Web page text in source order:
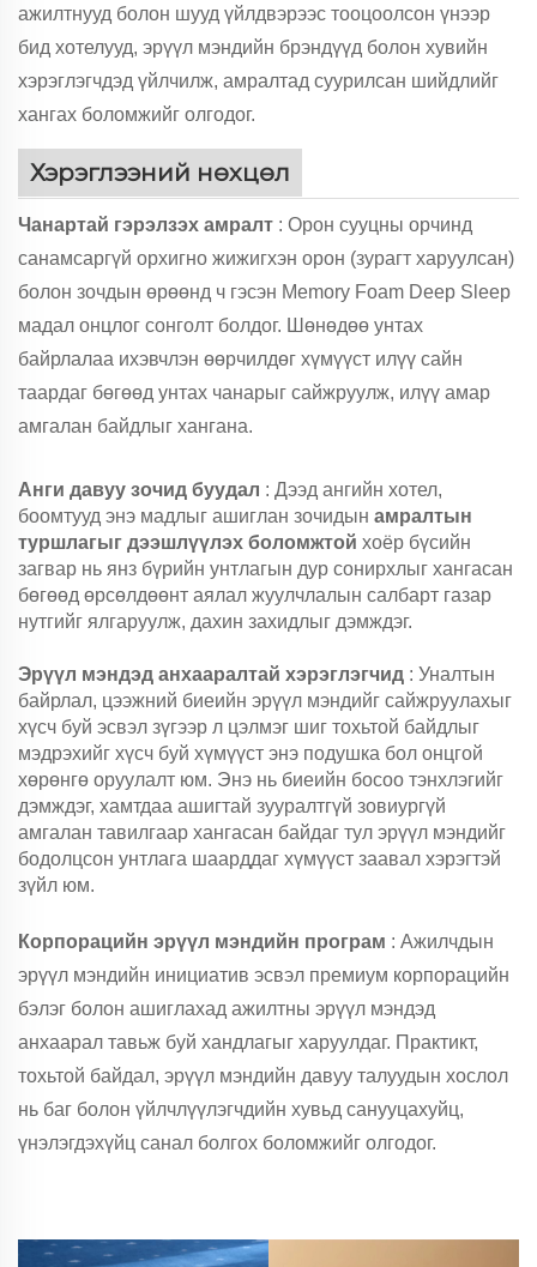
ажилтнууд болон шууд үйлдвэрээс тооцоолсон үнээр
бид хотелууд, эрүүл мэндийн брэндүүд болон хувийн
хэрэглэгчдэд үйлчилж, амралтад суурилсан шийдлийг
хангах боломжийг олгодог.
Хэрэглээний нөхцөл
Чанартай гэрэлзэх амралт : Орон сууцны орчинд
санамсаргүй орхигно жижигхэн орон (зурагт харуулсан)
болон зочдын өрөөнд ч гэсэн Memory Foam Deep Sleep
мадал онцлог сонголт болдог. Шөнөдөө унтах
байрлалаа ихэвчлэн өөрчилдөг хүмүүст илүү сайн
таардаг бөгөөд унтах чанарыг сайжруулж, илүү амар
амгалан байдлыг хангана.
Анги давуу зочид буудал : Дээд ангийн хотел,
боомтууд энэ мадлыг ашиглан зочидын амралтын
туршлагыг дээшлүүлэх боломжтой хоёр бүсийн
загвар нь янз бүрийн унтлагын дур сонирхлыг хангасан
бөгөөд өрсөлдөөнт аялал жуулчлалын салбарт газар
нутгийг ялгаруулж, дахин захидлыг дэмждэг.
Эрүүл мэндэд анхааралтай хэрэглэгчид : Уналтын
байрлал, цээжний биеийн эрүүл мэндийг сайжруулахыг
хүсч буй эсвэл зүгээр л цэлмэг шиг тохьтой байдлыг
мэдрэхийг хүсч буй хүмүүст энэ подушка бол онцгой
хөрөнгө оруулалт юм. Энэ нь биеийн босоо тэнхлэгийг
дэмждэг, хамтдаа ашигтай зууралтгүй зовиургүй
амгалан тавилгаар хангасан байдаг тул эрүүл мэндийг
бодолцсон унтлага шаарддаг хүмүүст заавал хэрэгтэй
зүйл юм.
Корпорацийн эрүүл мэндийн програм : Ажилчдын
эрүүл мэндийн инициатив эсвэл премиум корпорацийн
бэлэг болон ашиглахад ажилтны эрүүл мэндэд
анхаарал тавьж буй хандлагыг харуулдаг. Практикт,
тохьтой байдал, эрүүл мэндийн давуу талуудын хослол
нь баг болон үйлчлүүлэгчдийн хувьд санууцахуйц,
үнэлэгдэхүйц санал болгох боломжийг олгодог.